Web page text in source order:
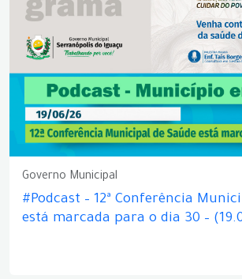
Governo Municipal
#Podcast – 12ª Conferência
está marcada para o dia 30 –